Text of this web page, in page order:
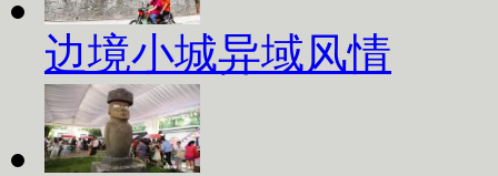
边境小城异域风情